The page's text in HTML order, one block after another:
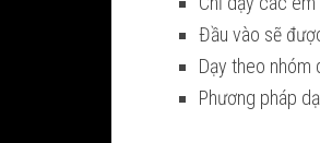
Đầu vào sẽ
Dạy theo nhóm
Phương pháp